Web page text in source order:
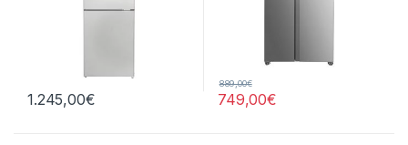
1.245,00€ 749,00€
889,00€